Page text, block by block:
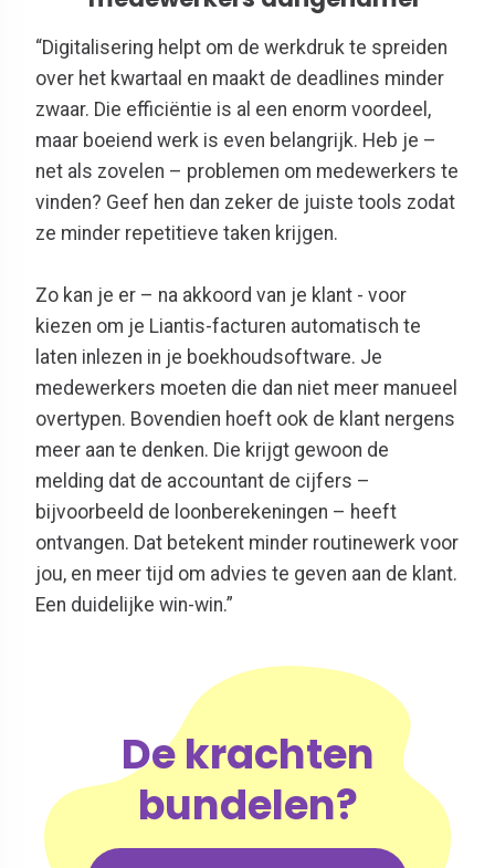
“Digitalisering helpt om de werkdruk te spreiden
over het kwartaal en maakt de deadlines minder
zwaar. Die efficiëntie is al een enorm voordeel,
maar boeiend werk is even belangrijk. Heb je –
net als zovelen – problemen om medewerkers te
vinden? Geef hen dan zeker de juiste tools zodat
ze minder repetitieve taken krijgen.
Zo kan je er – na akkoord van je klant - voor
kiezen om je Liantis-facturen automatisch te
laten inlezen in je boekhoudsoftware. Je
medewerkers moeten die dan niet meer manueel
overtypen. Bovendien hoeft ook de klant nergens
meer aan te denken. Die krijgt gewoon de
melding dat de accountant de cijfers –
bijvoorbeeld de loonberekeningen – heeft
ontvangen. Dat betekent minder routinewerk voor
jou, en meer tijd om advies te geven aan de klant.
Een duidelijke win-win.”
De krachten
bundelen?